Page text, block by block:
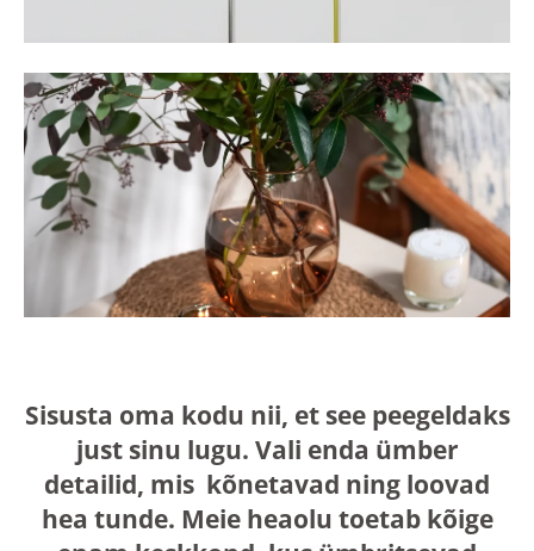
Sisusta oma kodu nii, et see peegeldaks
just sinu lugu. Vali enda ümber
detailid, mis kõnetavad ning loovad
hea tunde. Meie heaolu toetab kõige